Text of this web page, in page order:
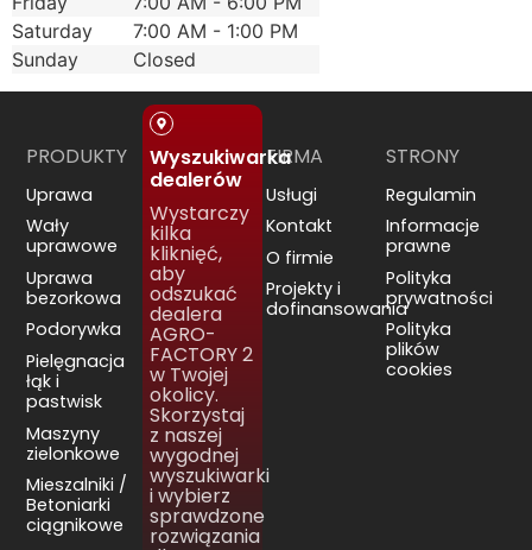
Saturday
7:00 AM - 1:00 PM
Sunday
Closed
FIRMA
Usługi
Kontakt
O firmie
Projekty i
dofinansowania
STRONY
Regulamin
Informacje
prawne
Polityka
prywatności
Polityka
plików
cookies
PRODUKTY
Uprawa
Wały
uprawowe
Uprawa
bezorkowa
Podorywka
Pielęgnacja
łąk i
pastwisk
Maszyny
zielonkowe
Mieszalniki /
Betoniarki
ciągnikowe
Wyszukiwarka
dealerów
Wystarczy
kilka
kliknięć,
aby
odszukać
dealera
AGRO-
FACTORY 2
w Twojej
okolicy.
Skorzystaj
z naszej
wygodnej
wyszukiwarki
i wybierz
sprawdzone
rozwiązania